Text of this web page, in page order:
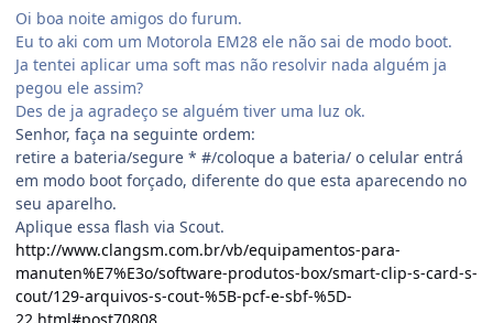
Oi boa noite amigos do furum.
Eu to aki com um Motorola EM28 ele não sai de modo boot.
Ja tentei aplicar uma soft mas não resolvir nada alguém ja
pegou ele assim?
Des de ja agradeço se alguém tiver uma luz ok.
Senhor, faça na seguinte ordem:
retire a bateria/segure * #/coloque a bateria/ o celular entrá
em modo boot forçado, diferente do que esta aparecendo no
seu aparelho.
Aplique essa flash via Scout.
http://www.clangsm.com.br/vb/equipamentos-para-
manuten%E7%E3o/software-produtos-box/smart-clip-s-card-s-
cout/129-arquivos-s-cout-%5B-pcf-e-sbf-%5D-